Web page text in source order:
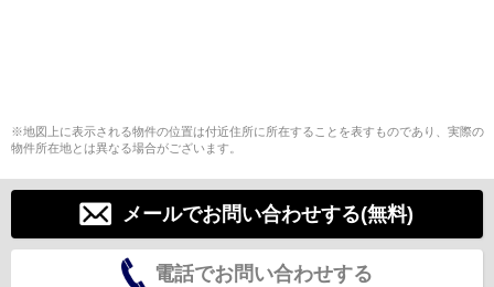
※地図上に表示される物件の位置は付近住所に所在することを表すものであり、実際の
物件所在地とは異なる場合がございます。
メールでお問い合わせする(無料)
電話でお問い合わせする